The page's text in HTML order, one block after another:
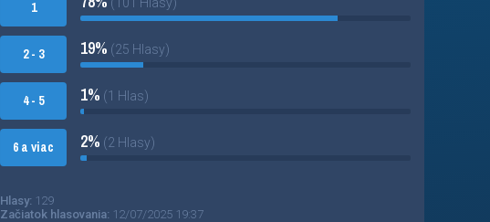
1
2 - 3
4 - 5
6 a viac
19% (25 Hlasy)
1% (1 Hlas)
2% (2 Hlasy)
Hlasy: 129
Začiatok hlasovania: 12/07/2025 19:37